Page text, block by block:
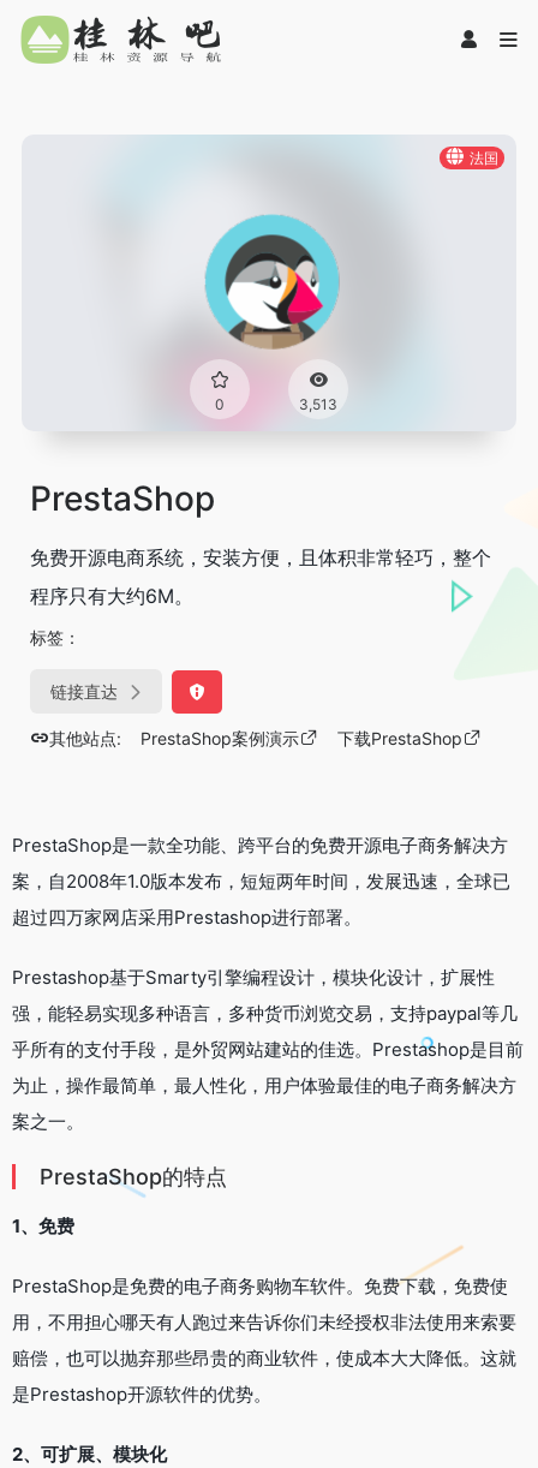
法国
0 3,513
PrestaShop
免费开源电商系统，安装方便，且体积非常轻巧，整个
程序只有大约6M。
标签：
链接直达
其他站点: PrestaShop案例演示 下载PrestaShop
PrestaShop是一款全功能、跨平台的免费开源电子商务解决方
案，自2008年1.0版本发布，短短两年时间，发展迅速，全球已
超过四万家网店采用Prestashop进行部署。
Prestashop基于Smarty引擎编程设计，模块化设计，扩展性
强，能轻易实现多种语言，多种货币浏览交易，支持paypal等几
乎所有的支付手段，是外贸网站建站的佳选。Prestashop是目前
为止，操作最简单，最人性化，用户体验最佳的电子商务解决方
案之一。
PrestaShop的特点
1、免费
PrestaShop是免费的电子商务购物车软件。免费下载，免费使
用，不用担心哪天有人跑过来告诉你们未经授权非法使用来索要
赔偿，也可以抛弃那些昂贵的商业软件，使成本大大降低。这就
是Prestashop开源软件的优势。
2、可扩展、模块化